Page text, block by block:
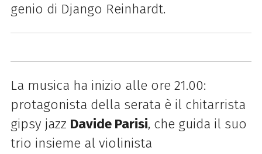
genio di Django Reinhardt.
La musica ha inizio alle ore 21.00:
protagonista della serata è il chitarrista
gipsy jazz Davide Parisi, che guida il suo
trio insieme al violinista